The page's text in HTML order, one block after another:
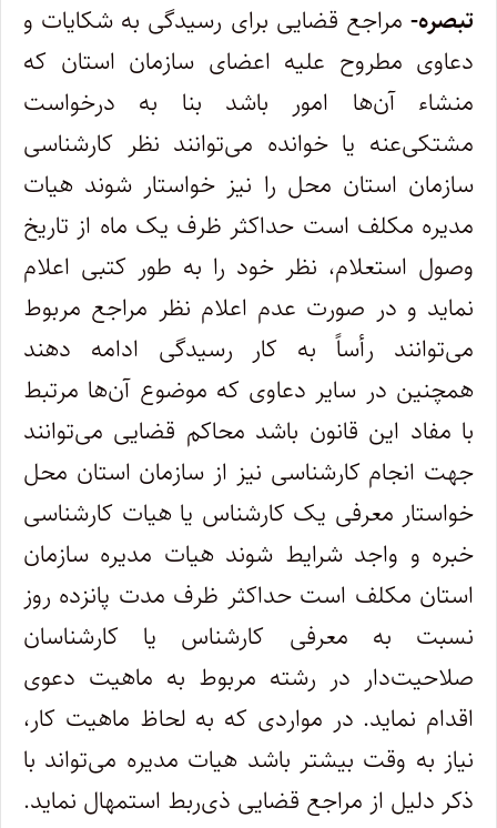
تبصره- مراجع قضایی برای رسیدگی به شکایات و
دعاوی مطروح علیه اعضای سازمان استان که
منشاء آن‌ها امور باشد بنا به درخواست‌
مشتکی‌عنه یا خوانده می‌توانند نظر کارشناسی
سازمان استان محل را نیز خواستار شوند هیات
مدیره مکلف است حداکثر ظرف یک ماه از تاریخ
‌وصول استعلام، نظر خود را به طور کتبی اعلام
نماید و در صورت عدم اعلام نظر مراجع مربوط
می‌توانند رأساً به کار رسیدگی ادامه دهند
همچنین در ‌سایر دعاوی که موضوع آن‌ها مرتبط
با مفاد این قانون باشد محاکم قضایی می‌توانند
جهت انجام کارشناسی نیز از سازمان استان محل
خواستار معرفی ‌یک کارشناس یا هیات کارشناسی
خبره و واجد شرایط شوند هیات مدیره سازمان
استان مکلف است حداکثر ظرف مدت پانزده روز
نسبت به معرفی ‌کارشناس یا کارشناسان
صلاحیت‌دار در رشته مربوط به ماهیت دعوی
اقدام نماید. در مواردی که به لحاظ ماهیت کار،
نیاز به وقت بیشتر باشد هیات ‌مدیره می‌تواند با
ذکر دلیل از مراجع قضایی ذی‌ربط استمهال نماید.